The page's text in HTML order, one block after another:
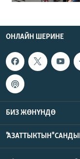
ОНЛАЙН ШЕРИНЕ
БИЗ ЖӨНҮНДӨ
"АЗАТТЫКТЫН"